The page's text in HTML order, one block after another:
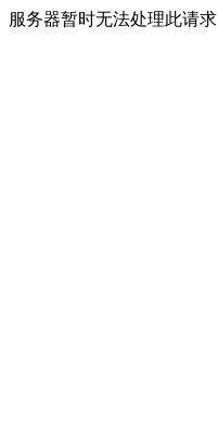
服务器暂时无法处理此请求